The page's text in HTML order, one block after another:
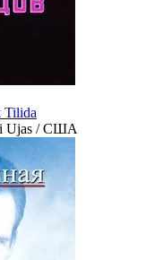
Tilida
Ujas / США